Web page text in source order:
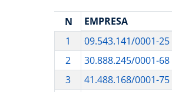
N EMPRESA
1
09.543.141/0001-25
2
30.888.245/0001-68
3
41.488.168/0001-75